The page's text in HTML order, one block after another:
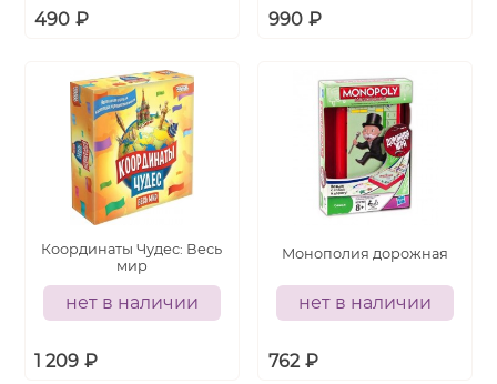
490 ₽ 990 ₽
Координаты Чудес: Весь
мир
нет в наличии
1 209 ₽
Монополия дорожная
нет в наличии
762 ₽